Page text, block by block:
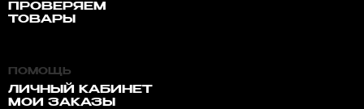
ПРОВЕРЯЕМ
ТОВАРЫ
ПОМОЩЬ
ЛИЧНЫЙ КАБИНЕТ
МОИ ЗАКАЗЫ